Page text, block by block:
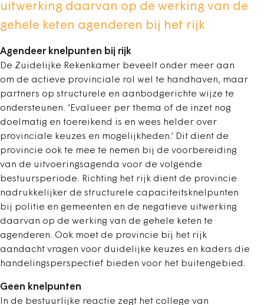
uitwerking daarvan op de werking van de
gehele keten agenderen bij het rijk
Agendeer knelpunten bij rijk
De Zuidelijke Rekenkamer beveelt onder meer aan
om de actieve provinciale rol wel te handhaven, maar
partners op structurele en aanbodgerichte wijze te
ondersteunen. ‘Evalueer per thema of de inzet nog
doelmatig en toereikend is en wees helder over
provinciale keuzes en mogelijkheden.’ Dit dient de
provincie ook te mee te nemen bij de voorbereiding
van de uitvoeringsagenda voor de volgende
bestuursperiode. Richting het rijk dient de provincie
nadrukkelijker de structurele capaciteitsknelpunten
bij politie en gemeenten en de negatieve uitwerking
daarvan op de werking van de gehele keten te
agenderen. Ook moet de provincie bij het rijk
aandacht vragen voor duidelijke keuzes en kaders die
handelingsperspectief bieden voor het buitengebied.
Geen knelpunten
In de bestuurlijke reactie zegt het college van